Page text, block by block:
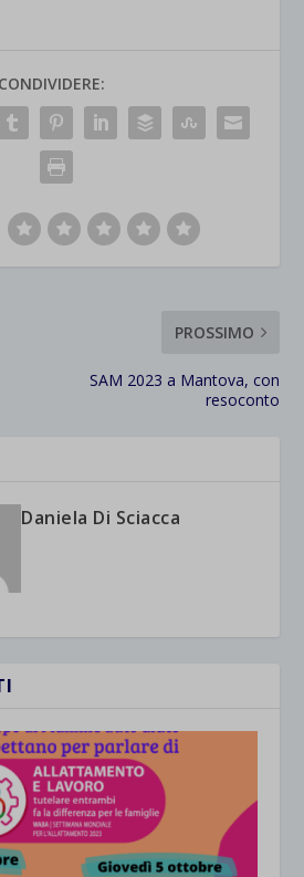
CONDIVIDERE:
PROSSIMO
SAM 2023 a Mantova, con
resoconto
Daniela Di Sciacca